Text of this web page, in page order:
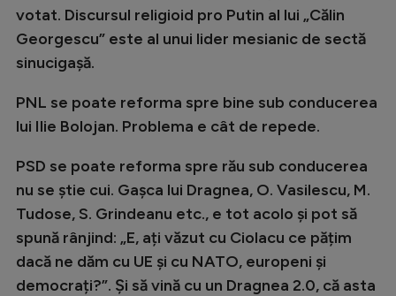
votat. Discursul religioid pro Putin al lui „Călin
Georgescu” este al unui lider mesianic de sectă
sinucigașă.
PNL se poate reforma spre bine sub conducerea
lui Ilie Bolojan. Problema e cât de repede.
PSD se poate reforma spre rău sub conducerea
nu se știe cui. Gașca lui Dragnea, O. Vasilescu, M.
Tudose, S. Grindeanu etc., e tot acolo și pot să
spună rânjind: „E, ați văzut cu Ciolacu ce pățim
dacă ne dăm cu UE și cu NATO, europeni și
democrați?”. Și să vină cu un Dragnea 2.0, că asta